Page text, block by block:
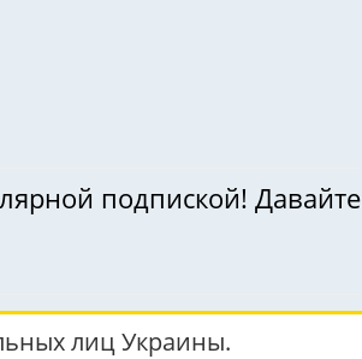
подпиской! Давайте
лиц Украины.